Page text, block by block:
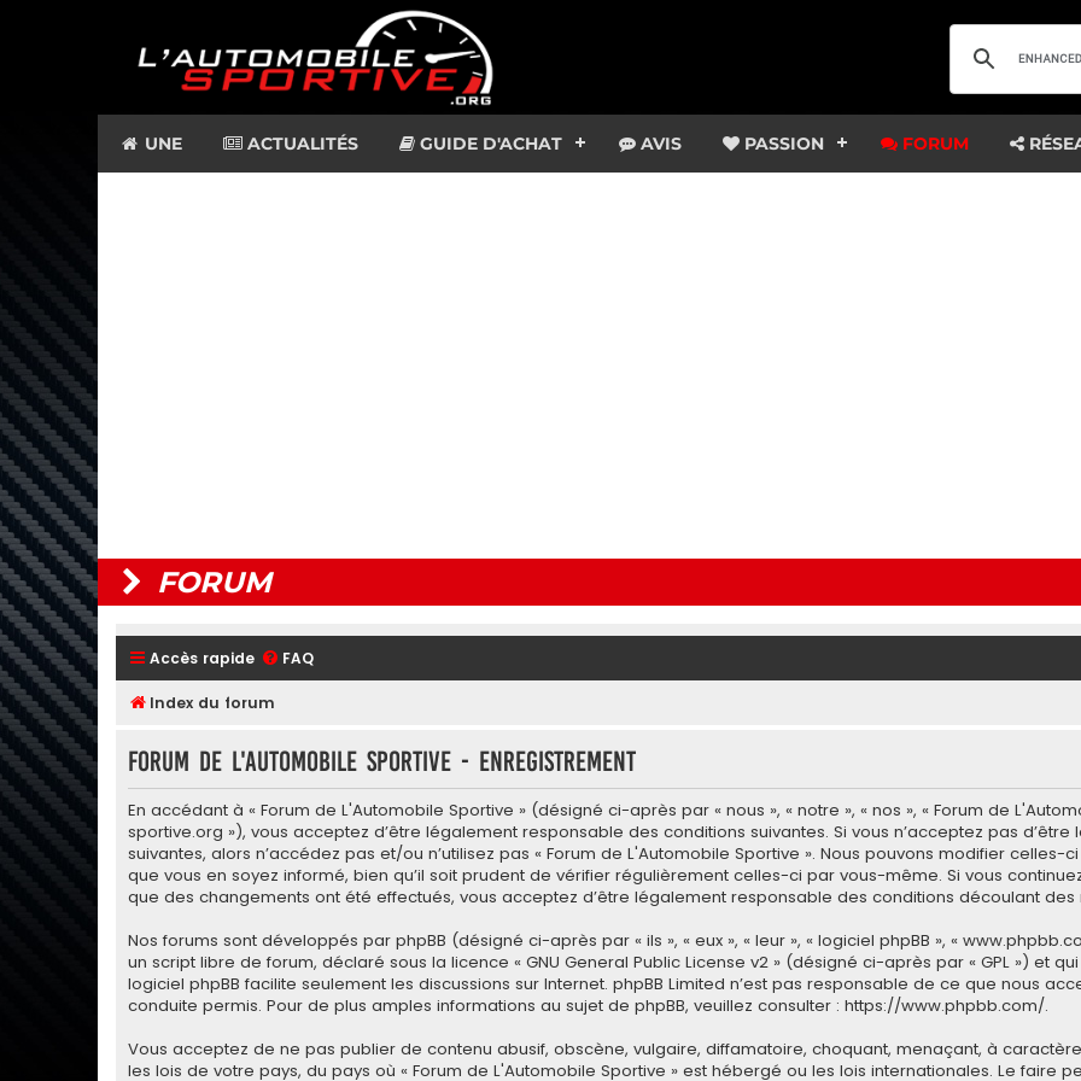
UNE ACTUALITÉS GUIDE D'ACHAT AVIS PASSION FORUM
FORUM
Accès rapide FAQ
Index du forum
Forum de L'Automobile Sportive - Enregistrement
En accédant à « Forum de L'Automobile Sportive » (désigné ci-après par « nous », « notre », « nos », « Forum de
sportive.org »), vous acceptez d’être légalement responsable des conditions suivantes. Si vous n’acceptez pas
suivantes, alors n’accédez pas et/ou n’utilisez pas « Forum de L'Automobile Sportive ». Nous pouvons modifier
que vous en soyez informé, bien qu’il soit prudent de vérifier régulièrement celles-ci par vous-même. Si vous
que des changements ont été effectués, vous acceptez d’être légalement responsable des conditions découlant
Nos forums sont développés par phpBB (désigné ci-après par « ils », « eux », « leur », « logiciel phpBB », «
un script libre de forum, déclaré sous la licence « GNU General Public License v2 » (désigné ci-après par « GPL ») et
logiciel phpBB facilite seulement les discussions sur Internet. phpBB Limited n’est pas responsable de ce que nous
conduite permis. Pour de plus amples informations au sujet de phpBB, veuillez consulter : https://www.phpbb.com/.
Vous acceptez de ne pas publier de contenu abusif, obscène, vulgaire, diffamatoire, choquant, menaçant, à
les lois de votre pays, du pays où « Forum de L'Automobile Sportive » est hébergé ou les lois internationales. Le faire